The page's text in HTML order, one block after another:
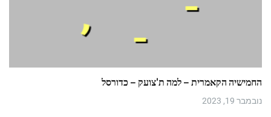
החמישיה הקאמרית – למה ת'צועק – כדורסל
נובמבר 19, 2023